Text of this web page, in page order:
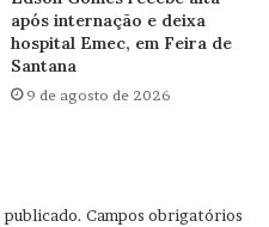
após internação e deixa
hospital Emec, em Feira de
Santana
9 de agosto de 2026
publicado. Campos obrigatórios